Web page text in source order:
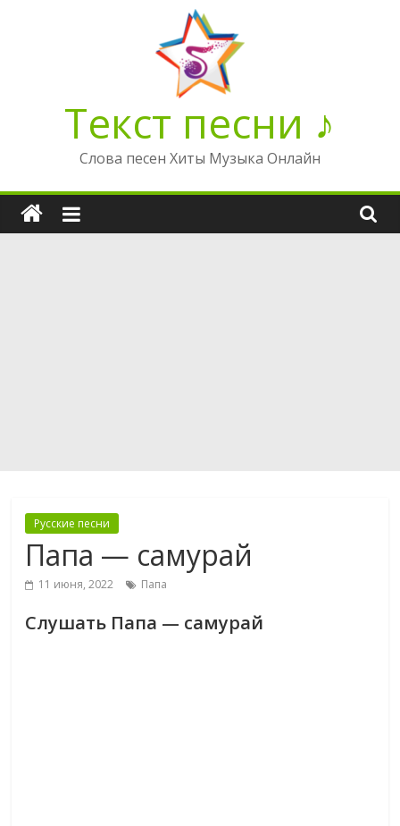
Текст песни ♪
Слова песен Хиты Музыка Онлайн
Русские песни
Папа — самурай
11 июня, 2022 Папа
Слушать Папа — самурай